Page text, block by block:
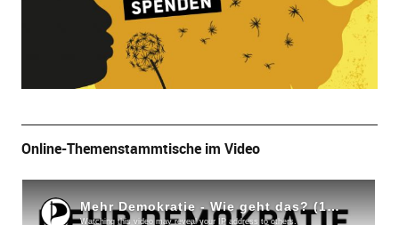
Online-Themenstammtische im Video